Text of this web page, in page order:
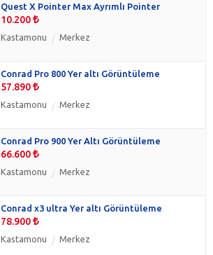
Quest X Pointer Max Ayrımlı Pointer
10.200
Kastamonu Merkez
Conrad Pro 800 Yer altı Görüntüleme
57.890
Kastamonu Merkez
Conrad Pro 900 Yer Altı Görüntüleme
66.600
Kastamonu Merkez
Conrad x3 ultra Yer altı Görüntüleme
78.900
Kastamonu Merkez